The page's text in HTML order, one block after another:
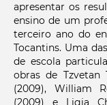
apresentar os
ensino de um
terceiro ano do
Tocantins. Uma
de escola
obras de Tzvetan
(2009), William
(2009) e Ligia